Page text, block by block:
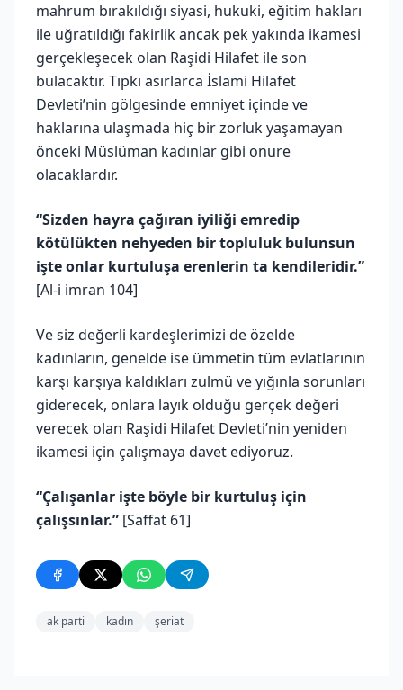
mahrum bırakıldığı siyasi, hukuki, eğitim hakları
ile uğratıldığı fakirlik ancak pek yakında ikamesi
gerçekleşecek olan Raşidi Hilafet ile son
bulacaktır. Tıpkı asırlarca İslami Hilafet
Devleti’nin gölgesinde emniyet içinde ve
haklarına ulaşmada hiç bir zorluk yaşamayan
önceki Müslüman kadınlar gibi onure
olacaklardır.
“Sizden hayra çağıran iyiliği emredip
kötülükten nehyeden bir topluluk bulunsun
işte onlar kurtuluşa erenlerin ta kendileridir.”
[Al-i imran 104]
Ve siz değerli kardeşlerimizi de özelde
kadınların, genelde ise ümmetin tüm evlatlarının
karşı karşıya kaldıkları zulmü ve yığınla sorunları
giderecek, onlara layık olduğu gerçek değeri
verecek olan Raşidi Hilafet Devleti’nin yeniden
ikamesi için çalışmaya davet ediyoruz.
“Çalışanlar işte böyle bir kurtuluş için
çalışsınlar.” [Saffat 61]
ak parti kadın şeriat